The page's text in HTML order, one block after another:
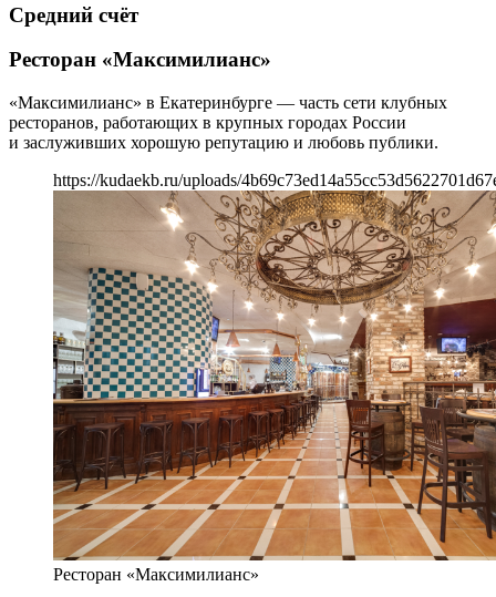
Средний счёт
Ресторан «Максимилианс»
«Максимилианс» в Екатеринбурге — часть сети клубных
ресторанов, работающих в крупных городах России
и заслуживших хорошую репутацию и любовь публики.
https://kudaekb.ru/uploads/
Ресторан «Максимилианс»